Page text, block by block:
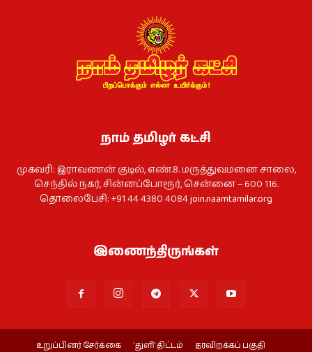
நாம் தமிழர் கட்சி
முகவரி: இராவணன் குடில், எண்.8. மருத்துவமனை சாலை,
செந்தில் நகர், சின்னப்போரூர், சென்னை – 600 116.
தொலைபேசி: +91 44 4380 4084join.naamtamilar.org
இணைந்திருங்கள்
உறுப்பினர் சேர்க்கை ‘துளி’ திட்டம் தரவிறக்கப் பகுதி